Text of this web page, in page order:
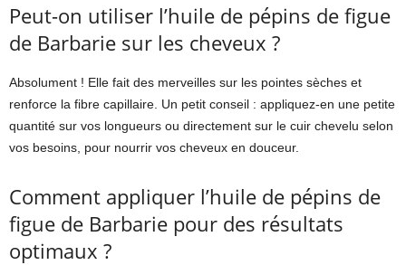
Peut-on utiliser l’huile de pépins de figue
de Barbarie sur les cheveux ?
Absolument ! Elle fait des merveilles sur les pointes sèches et
renforce la fibre capillaire. Un petit conseil : appliquez-en une petite
quantité sur vos longueurs ou directement sur le cuir chevelu selon
vos besoins, pour nourrir vos cheveux en douceur.
Comment appliquer l’huile de pépins de
figue de Barbarie pour des résultats
optimaux ?